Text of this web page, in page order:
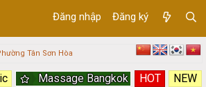
Đăng nhập Đăng ký
Tân Sơn Hòa
Massage Bangkok HOT NEW